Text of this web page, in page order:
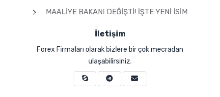
MAALIYE BAKANI DEĞIŞTI! İŞTE YENI İSIM
İletişim
Forex Firmaları olarak bizlere bir çok mecradan
ulaşabilirsiniz.